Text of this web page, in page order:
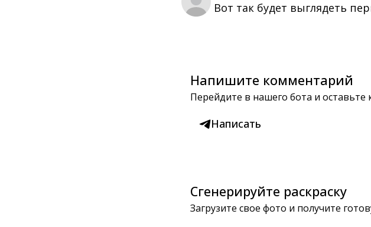
Вот так будет выглядеть
Напишите комментарий
Перейдите в нашего бота и
Написать
Сгенерируйте раскраску
Загрузите свое фото и получите